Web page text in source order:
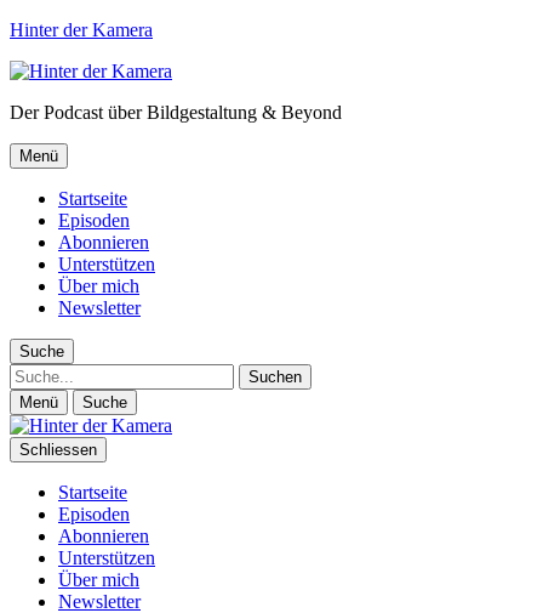
Hinter der Kamera
Der Podcast über Bildgestaltung & Beyond
Menü
Startseite
Episoden
Abonnieren
Unterstützen
Über mich
Newsletter
Suche
Suche
Menü Suche
Schliessen
Startseite
Episoden
Abonnieren
Unterstützen
Über mich
Newsletter